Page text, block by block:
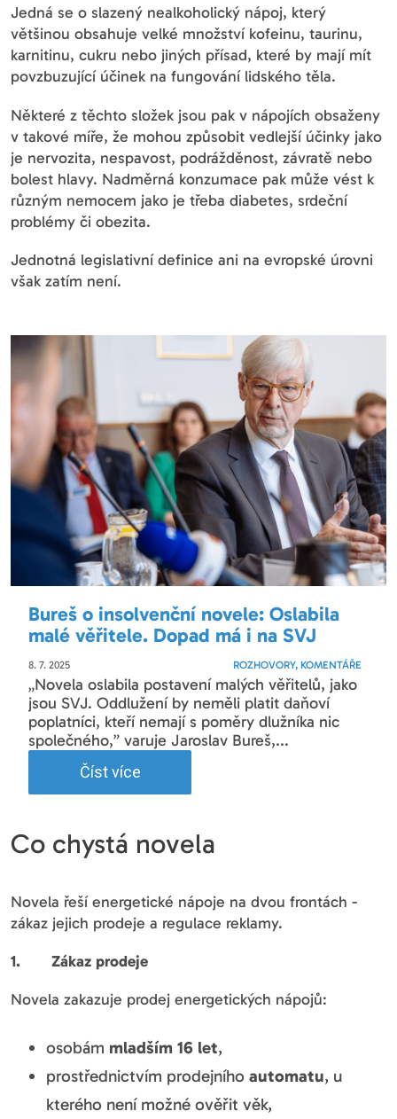
Jedná se o slazený nealkoholický nápoj, který
většinou obsahuje velké množství kofeinu, taurinu,
karnitinu, cukru nebo jiných přísad, které by mají mít
povzbuzující účinek na fungování lidského těla.
Některé z těchto složek jsou pak v nápojích obsaženy
v takové míře, že mohou způsobit vedlejší účinky jako
je nervozita, nespavost, podrážděnost, závratě nebo
bolest hlavy. Nadměrná konzumace pak může vést k
různým nemocem jako je třeba diabetes, srdeční
problémy či obezita.
Jednotná legislativní definice ani na evropské úrovni
však zatím není.
Bureš o insolvenční novele: Oslabila
malé věřitele. Dopad má i na SVJ
8. 7. 2025 ROZHOVORY, KOMENTÁŘE
„Novela oslabila postavení malých věřitelů, jako
jsou SVJ. Oddlužení by neměli platit daňoví
poplatníci, kteří nemají s poměry dlužníka nic
společného,” varuje Jaroslav Bureš,...
Číst více
Co chystá novela
Novela řeší energetické nápoje na dvou frontách -
zákaz jejich prodeje a regulace reklamy.
1. Zákaz prodeje
Novela zakazuje prodej energetických nápojů:
osobám mladším 16 let,
prostřednictvím prodejního automatu, u
kterého není možné ověřit věk,